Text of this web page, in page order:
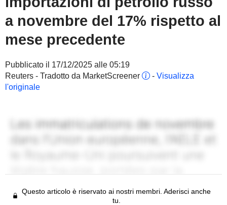
a novembre del 17% rispetto al
mese precedente
Pubblicato il 17/12/2025 alle 05:19
Reuters - Tradotto da MarketScreener
- Visualizza
l'originale
Questo articolo è riservato ai nostri membri. Aderisci anche
tu.